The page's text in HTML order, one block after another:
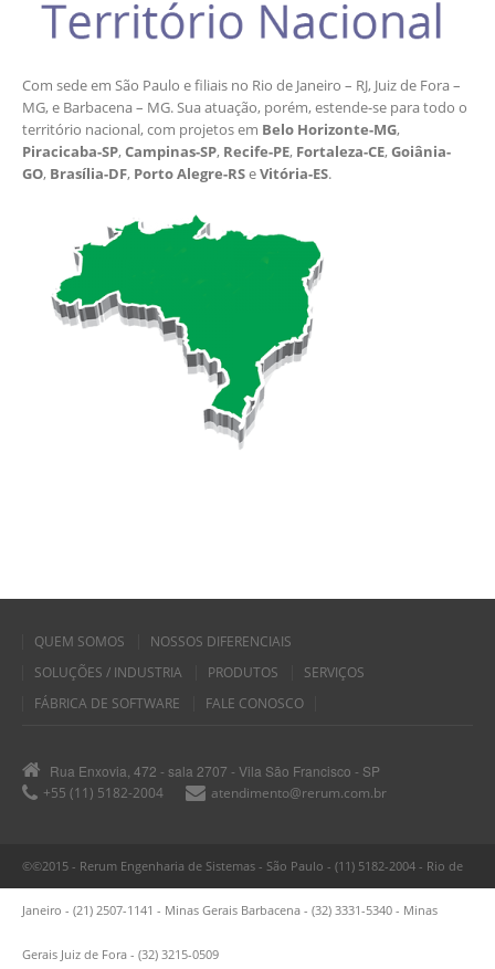
Com sede em São Paulo e filiais no Rio de Janeiro – RJ, Juiz de Fora –
MG, e Barbacena – MG. Sua atuação, porém, estende-se para todo o
território nacional, com projetos em Belo Horizonte-MG,
Piracicaba-SP,Campinas-SP, Recife-PE, Fortaleza-CE,Goiânia-
GO, Brasília-DF, Porto Alegre-RSeVitória-ES.
QUEM SOMOS
NOSSOS DIFERENCIAIS
SOLUÇÕES / INDUSTRIA
PRODUTOS
SERVIÇOS
FÁBRICA DE SOFTWARE
FALE CONOSCO
Rua Enxovia, 472 - sala 2707 - Vila São Francisco - SP
+55 (11) 5182-2004
atendimento@rerum.com.br
©©2015 - Rerum Engenharia de Sistemas - São Paulo - (11) 5182-2004 - Rio de
Janeiro - (21) 2507-1141 - Minas Gerais Barbacena - (32) 3331-5340 - Minas
Gerais Juiz de Fora - (32) 3215-0509